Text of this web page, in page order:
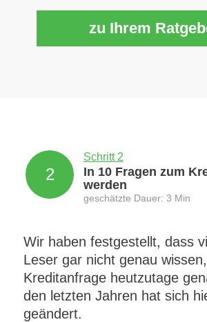
zu Ihrem
2
Schritt 2
In 10 Fragen zum
werden
geschätzte Dauer: 3 Min
Wir haben festgestellt, dass
Leser gar nicht genau
Kreditanfrage heutzutage
den letzten Jahren hat sich
geändert.